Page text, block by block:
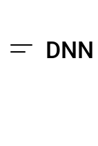
Menu